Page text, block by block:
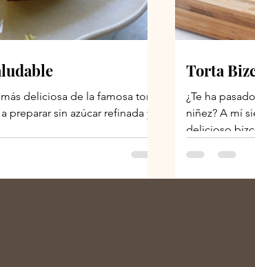
deliciosa de la famosa torta
preparar sin azúcar refinada y
Torta
¿Te ha
niñez? A mí
delicioso